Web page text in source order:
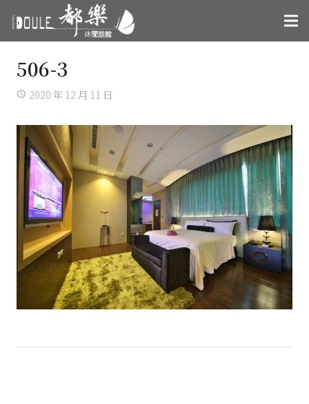
506-3
access_time 2020 年 12 月 11 日